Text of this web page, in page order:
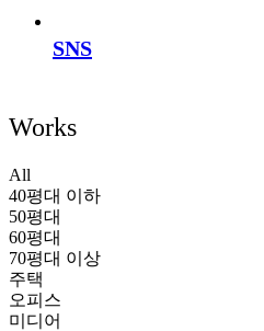
SNS
Works
All
40평대 이하
50평대
60평대
70평대 이상
주택
오피스
미디어